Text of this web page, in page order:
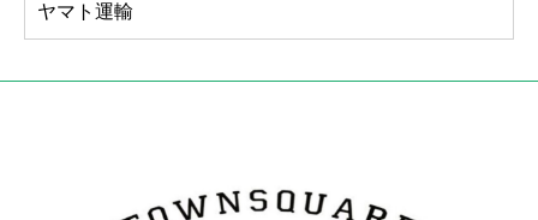
ヤマト運輸